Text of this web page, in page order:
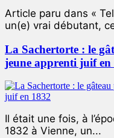
Article paru dans «
un(e) vrai débutant,
La Sachertorte : le
jeune apprenti juif en
Il était une fois, à
1832 à Vienne, un...